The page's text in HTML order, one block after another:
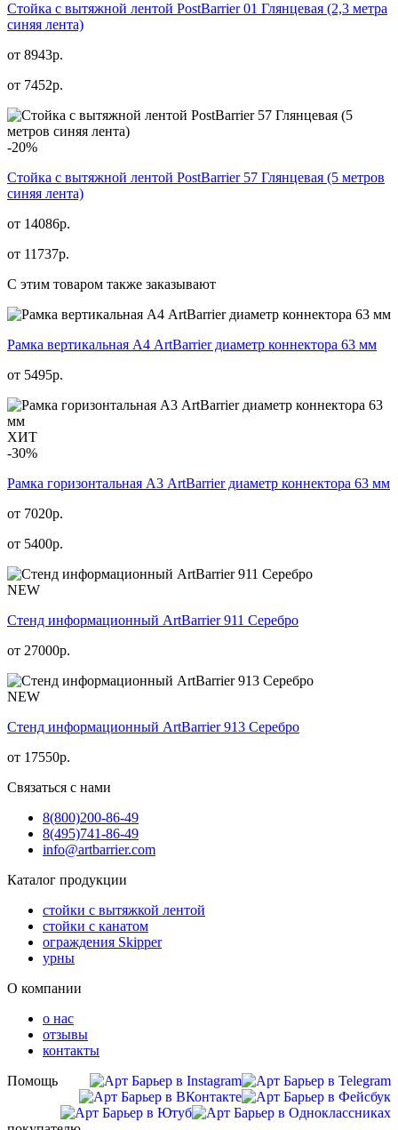
Стойка с вытяжной лентой PostBarrier 01 Глянцевая (2,3 метра
синяя лента)
от 8943р.
от 7452р.
-20%
Стойка с вытяжной лентой PostBarrier 57 Глянцевая (5 метров
синяя лента)
от 14086р.
от 11737р.
С этим товаром также заказывают
Рамка вертикальная А4 ArtBarrier диаметр коннектора 63 мм
от 5495р.
ХИТ
-30%
Рамка горизонтальная А3 ArtBarrier диаметр коннектора 63 мм
от 7020р.
от 5400р.
NEW
Стенд информационный АrtBarrier 911 Серебро
от 27000р.
NEW
Стенд информационный АrtBarrier 913 Серебро
от 17550р.
Связаться с нами
8(800)200-86-49
8(495)741-86-49
info@artbarrier.com
Каталог продукции
стойки с вытяжкой лентой
стойки с канатом
ограждения Skipper
урны
О компании
о нас
отзывы
контакты
Помощь